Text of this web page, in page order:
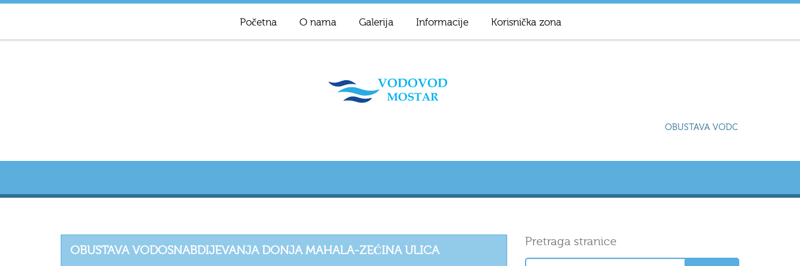
Početna O nama Galerija Informacije Korisnička zona
OBUSTAVA
OBUSTAVA VODOSNABDIJEVANJA DONJA MAHALA-ZEĆINA ULICA
Pretraga stranice